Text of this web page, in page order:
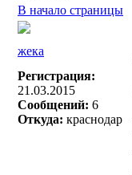
В начало страницы
жека
Регистрация:
21.03.2015
Сообщений: 6
Откуда: краснодар